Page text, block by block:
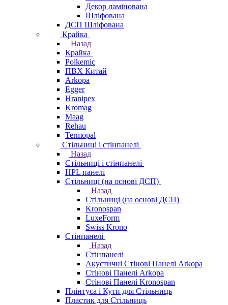
Декор ламінована
Шліфована
ДСП Шліфована
Крайка
Назад
Крайка
Polkemic
ПВХ Китай
Arkopa
Egger
Hranipex
Kromag
Maag
Rehau
Termopal
Стільниці і стінпанелі
Назад
Стільниці і стінпанелі
HPL панелі
Стільниці (на основі ДСП)
Назад
Стільниці (на основі ДСП)
Kronospan
LuxeForm
Swiss Krono
Стінпанелі
Назад
Стінпанелі
Акустичні Стінові Панелі Аrkopa
Стінові Панелі Arkopa
Стінові Панелі Kronospan
Плінтуса і Кути для Стільниць
Пластик для Стільниць